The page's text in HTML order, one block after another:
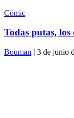
Cómic
Todas putas, los
Bouman | 3 de junio